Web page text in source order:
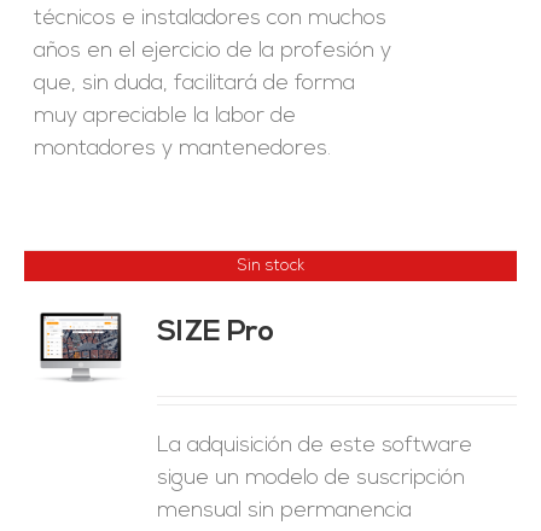
técnicos e instaladores con muchos
años en el ejercicio de la profesión y
que, sin duda, facilitará de forma
muy apreciable la labor de
montadores y mantenedores.
Sin stock
SIZE Pro
La adquisición de este software
sigue un modelo de suscripción
mensual sin permanencia